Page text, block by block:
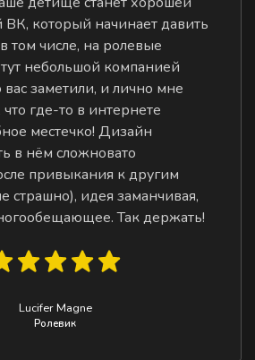
ВК, который начинает давить
том числе, на ролевые
небольшой компанией
вас заметили, и лично мне
где-то в интернете
местечко! Дизайн
в нём сложновато
привыкания к другим
страшно), идея заманчивая,
Так держать!
Lucifer Magne
Ролевик